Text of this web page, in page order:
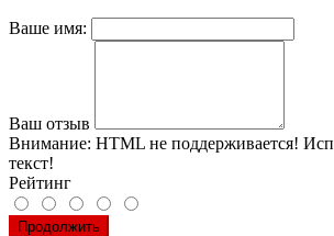
Ваше имя:
Ваш отзыв
Внимание: HTML не поддерживается!
текст!
Рейтинг
Продолжить